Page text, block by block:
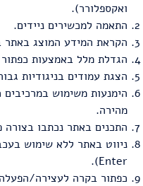
ואקספלורר).
התאמה למכשירים ניידים.
הקראת המידע המוצג באתר
הגדלת מלל באמצעות
הצגת עמודים בניגודיות
הימנעות משימוש במרכיבים
מהירה.
התכנים באתר נכתבו בצורה
Enter).
כפתור בקרה לעצירה/הפעלה